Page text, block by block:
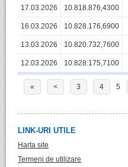
17.03.2026 10.818.876,4300
16.03.2026 10.828.176,6900
13.03.2026 10.820.732,7600
12.03.2026 10.828.175,7100
« < 3 4 5
LINK-URI UTILE
Harta site
Termeni de utilizare